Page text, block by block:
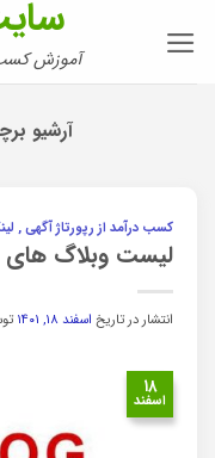
آموزش کسب
آرشیو
کسب درآمد از رپورتاژ آگهی ,
لیست وبلاگ های
انتشار در تاریخ اسفند ۱۸, ۱۴۰۱
۱۸
اسفند